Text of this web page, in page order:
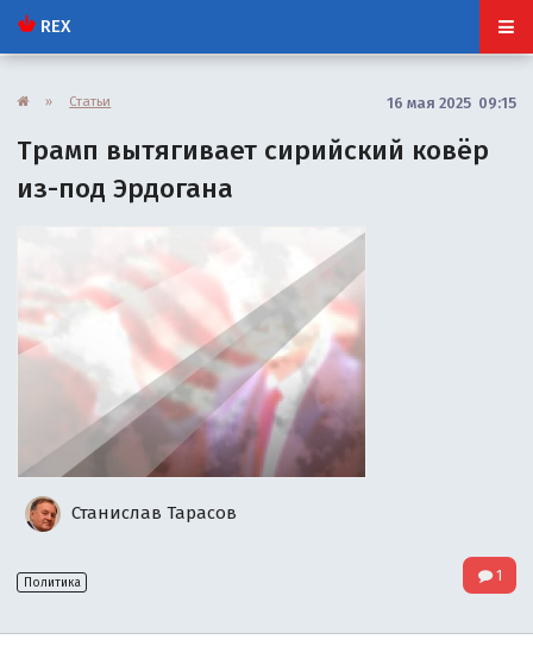
REX
» Статьи 16 мая 2025 09:15
Трамп вытягивает сирийский ковёр
из-под Эрдогана
Станислав Тарасов
Политика 1